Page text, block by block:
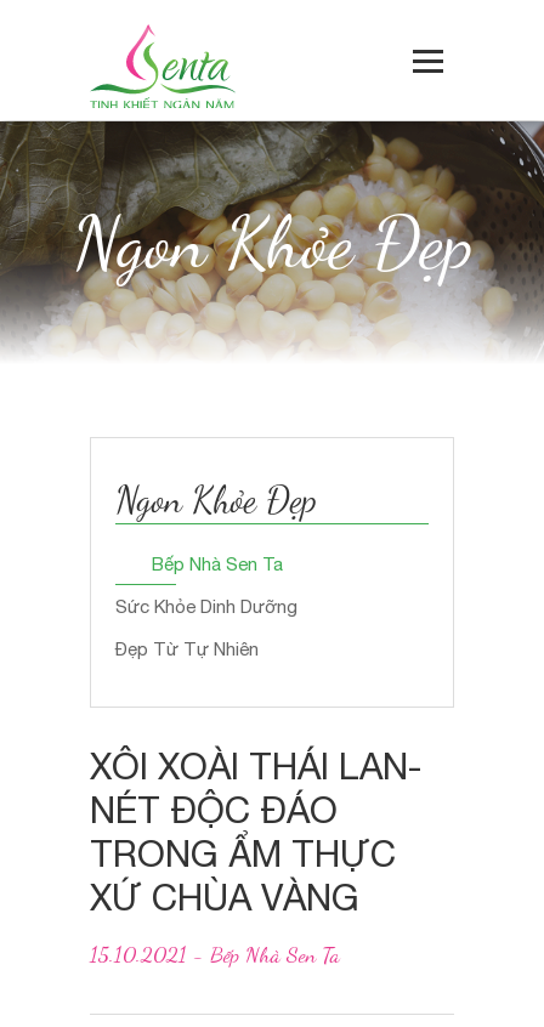
Ngon Khỏe Đẹp
Ngon Khỏe Đẹp
Bếp Nhà Sen Ta
Sức Khỏe Dinh Dưỡng
Đẹp Từ Tự Nhiên
XÔI XOÀI THÁI LAN-
NÉT ĐỘC ĐÁO
TRONG ẨM THỰC
XỨ CHÙA VÀNG
15.10.2021 - Bếp Nhà Sen Ta